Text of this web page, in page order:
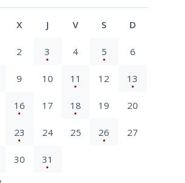
X J V S D
2 3 4 5 6
9 10 11 12 13
16 17 18 19 20
23 24 25 26 27
30 31